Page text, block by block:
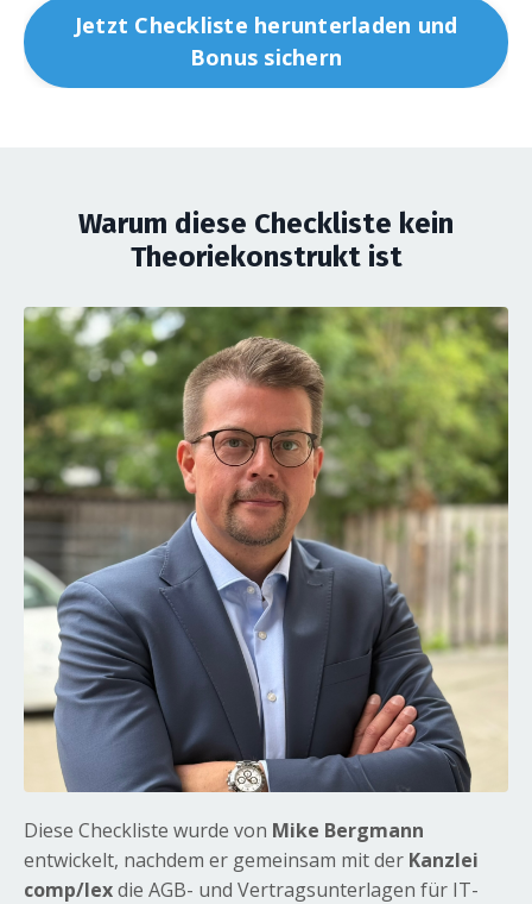
Jetzt Checkliste herunterladen und
Bonus sichern
Warum diese Checkliste kein
Theoriekonstrukt ist
Diese Checkliste wurde von Mike Bergmann
entwickelt, nachdem er gemeinsam mit der Kanzlei
comp/lexdie AGB- und Vertragsunterlagen für IT-